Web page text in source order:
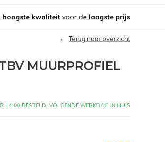
hoogste kwaliteit voor de laagste prijs
Terug naar overzicht
MUURPROFIEL
14:00 BESTELD, VOLGENDE WERKDAG IN HUIS